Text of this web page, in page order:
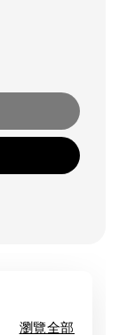
瀏覽全部